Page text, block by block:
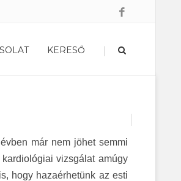
KERESŐ |
már nem jöhet semmi
vizsgálat amúgy
hogy hazaérhetünk az esti